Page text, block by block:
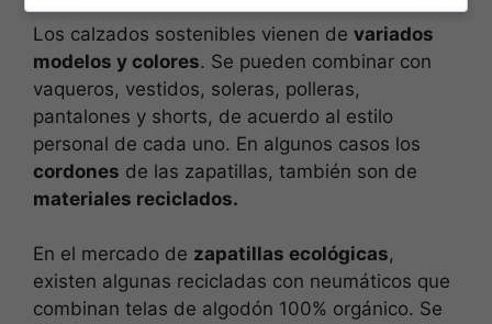
Los calzados sostenibles vienen de variados
modelos y colores. Se pueden combinar con
vaqueros, vestidos, soleras, polleras,
pantalones y shorts, de acuerdo al estilo
personal de cada uno. En algunos casos los
cordones de las zapatillas, también son de
materiales reciclados.
En el mercado de zapatillas ecológicas,
existen algunas recicladas con neumáticos que
combinan telas de algodón 100% orgánico. Se